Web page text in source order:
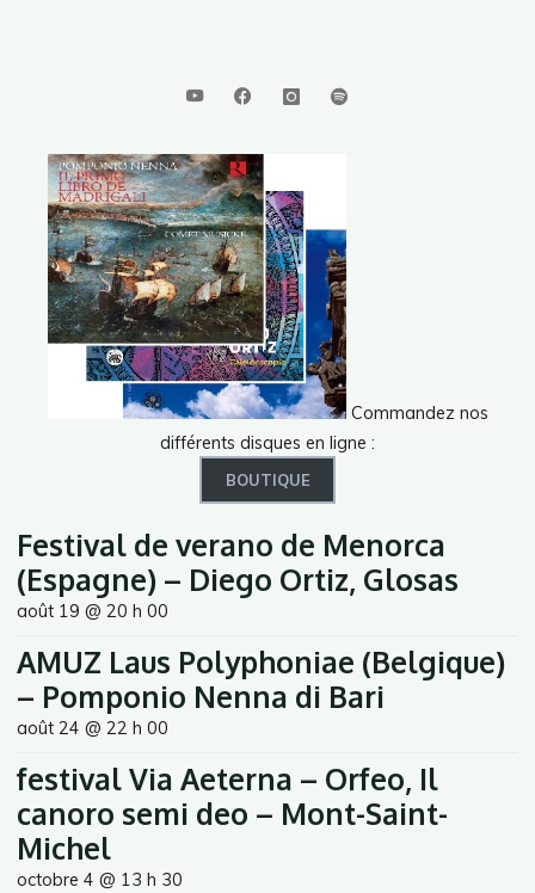
Commandez nos
différents disques en ligne :
BOUTIQUE
Festival de verano de Menorca
(Espagne) – Diego Ortiz, Glosas
août 19 @ 20 h 00
AMUZ Laus Polyphoniae (Belgique)
– Pomponio Nenna di Bari
août 24 @ 22 h 00
festival Via Aeterna – Orfeo, Il
canoro semi deo – Mont-Saint-
Michel
octobre 4 @ 13 h 30